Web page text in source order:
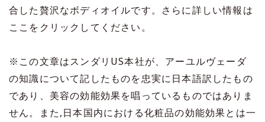
合した贅沢なボディオイルです。さらに詳しい情報は
ここ をクリックしてください。
※この文章はスンダリUS本社が、アーユルヴェーダ
の知識について記したものを忠実に日本語訳したもの
であり、美容の効能効果を唱っているものではありま
せん。また,日本国内における化粧品の効能効果とは一